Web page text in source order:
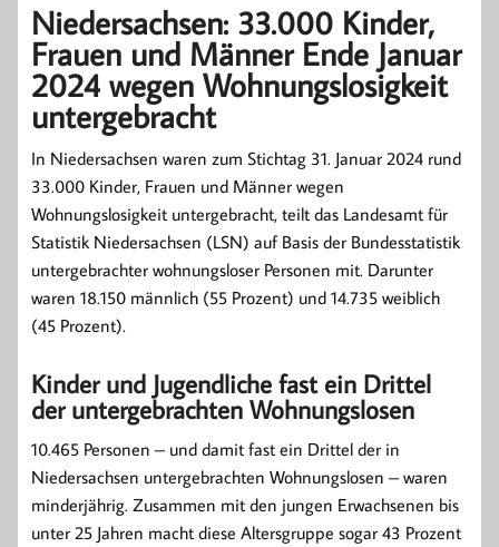
Niedersachsen: 33.000 Kinder,
Frauen und Männer Ende Januar
2024 wegen Wohnungslosigkeit
untergebracht
In Niedersachsen waren zum Stichtag 31. Januar 2024 rund
33.000 Kinder, Frauen und Männer wegen
Wohnungslosigkeit untergebracht, teilt das Landesamt für
Statistik Niedersachsen (LSN) auf Basis der Bundesstatistik
untergebrachter wohnungsloser Personen mit. Darunter
waren 18.150 männlich (55 Prozent) und 14.735 weiblich
(45 Prozent).
Kinder und Jugendliche fast ein Drittel
der untergebrachten Wohnungslosen
10.465 Personen – und damit fast ein Drittel der in
Niedersachsen untergebrachten Wohnungslosen – waren
minderjährig. Zusammen mit den jungen Erwachsenen bis
unter 25 Jahren macht diese Altersgruppe sogar 43 Prozent